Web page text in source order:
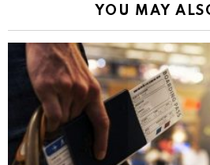
YOU MAY